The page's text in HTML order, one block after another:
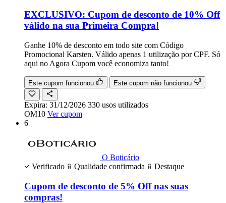
EXCLUSIVO: Cupom de desconto de 10% Off
válido na sua Primeira Compra!
Ganhe 10% de desconto em todo site com Código
Promocional Karsten. Válido apenas 1 utilização por CPF. Só
aqui no Agora Cupom você economiza tanto!
Este cupom funcionou Este cupom não funcionou
Expira: 31/12/2026 330 usos utilizados
OM10 Ver cupom
6
O Boticário
Verificado
Qualidade confirmada Destaque
Cupom de desconto de 5% Off nas suas
compras!